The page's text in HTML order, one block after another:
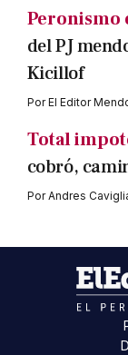
Peronismo
del PJ
Kicillof
PorEl Editor
Total
cobró,
PorAndres